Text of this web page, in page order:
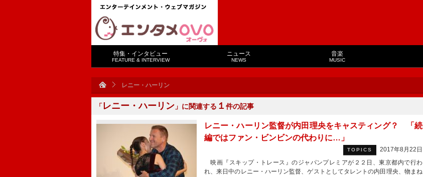
特集・インタビュー
FEATURE & INTERVIEW
ニュース
NEWS
音楽
MUSIC
レニー・ハーリン
「レニー・ハーリン 」に関連する １ 件の記事
レニー・ハーリン監督が内田理央をキャスティング？ 「続
編ではファン・ビンビンの代わりに…」
TOPICS
2017年8月22日
映画『スキップ・トレース』のジャパンプレミアが２２日、東京都内で行わ
れ、来日中のレニー・ハーリン監督、ゲストとしてタレントの内田理央、物まね